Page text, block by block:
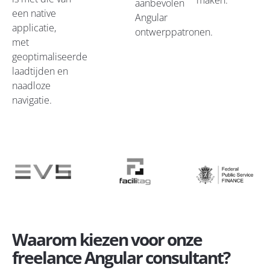
een native
applicatie,
met
geoptimaliseerde
laadtijden en
naadloze
navigatie.
aanbevolen
Angular
ontwerppatronen.
Waarom kiezen voor onze
freelance Angular consultant?